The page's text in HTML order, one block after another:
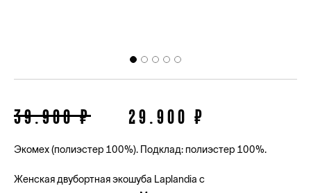
39.900 ₽ 29.900 ₽
Экомех (полиэстер 100%). Подклад: полиэстер 100%.
Женская двубортная экошуба Laplandia с